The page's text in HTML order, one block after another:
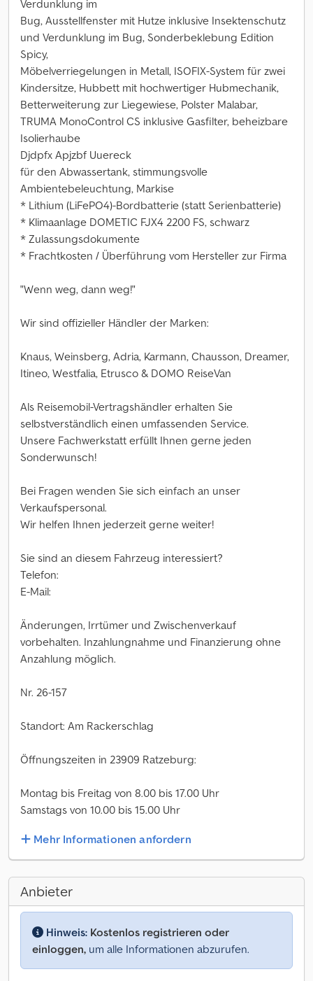
Verdunklung im
Bug, Ausstellfenster mit Hutze inklusive Insektenschutz
und Verdunklung im Bug, Sonderbeklebung Edition
Spicy,
Möbelverriegelungen in Metall, ISOFIX-System für zwei
Kindersitze, Hubbett mit hochwertiger Hubmechanik,
Betterweiterung zur Liegewiese, Polster Malabar,
TRUMA MonoControl CS inklusive Gasfilter, beheizbare
Isolierhaube
Djdpfx Apjzbf Uuereck
für den Abwassertank, stimmungsvolle
Ambientebeleuchtung, Markise
* Lithium (LiFePO4)-Bordbatterie (statt Serienbatterie)
* Klimaanlage DOMETIC FJX4 2200 FS, schwarz
* Zulassungsdokumente
* Frachtkosten / Überführung vom Hersteller zur Firma
"Wenn weg, dann weg!"
Wir sind offizieller Händler der Marken:
Knaus, Weinsberg, Adria, Karmann, Chausson, Dreamer,
Itineo, Westfalia, Etrusco & DOMO ReiseVan
Als Reisemobil-Vertragshändler erhalten Sie
selbstverständlich einen umfassenden Service.
Unsere Fachwerkstatt erfüllt Ihnen gerne jeden
Sonderwunsch!
Bei Fragen wenden Sie sich einfach an unser
Verkaufspersonal.
Wir helfen Ihnen jederzeit gerne weiter!
Sie sind an diesem Fahrzeug interessiert?
Telefon:
E-Mail:
Änderungen, Irrtümer und Zwischenverkauf
vorbehalten. Inzahlungnahme und Finanzierung ohne
Anzahlung möglich.
Nr. 26-157
Standort: Am Rackerschlag
Öffnungszeiten in 23909 Ratzeburg:
Montag bis Freitag von 8.00 bis 17.00 Uhr
Samstags von 10.00 bis 15.00 Uhr
Mehr Informationen anfordern
Anbieter
Hinweis: Kostenlos registrieren oder
einloggen, um alle Informationen abzurufen.